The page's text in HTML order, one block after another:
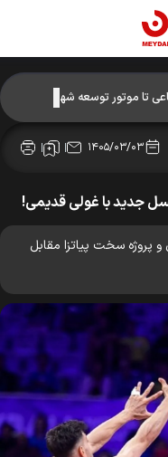
تا موتور توسعه شهری
۱۴۰۵/۰۳/۰۳
پروژه سخت پیاتزا مقابل